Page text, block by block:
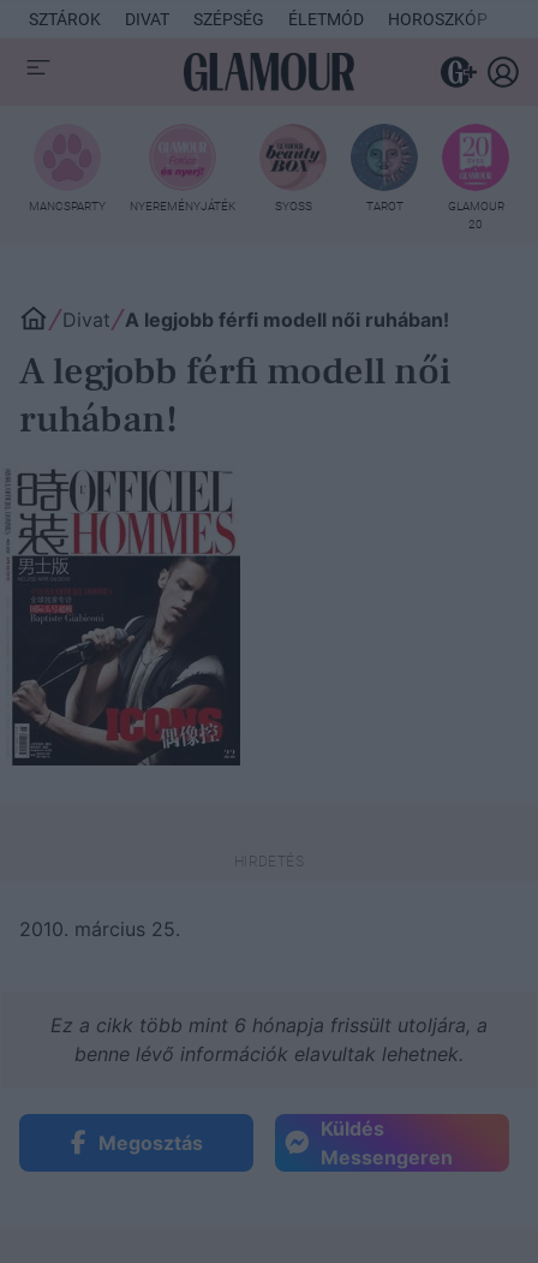
SZTÁROK DIVAT SZÉPSÉG ÉLETMÓD HOROSZKÓP
MANCSPARTY NYEREMÉNYJÁTÉK SYOSS TAROT
GLAMOUR
20
Divat A legjobb férfi modell női ruhában!
A legjobb férfi modell női
ruhában!
2010. március 25.
Ez a cikk több mint 6 hónapja frissült utoljára, a
benne lévő információk elavultak lehetnek.
Megosztás
Küldés
Messengeren